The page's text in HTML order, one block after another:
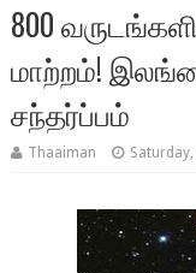
800
மாற்றம்!
சந்தர்ப்பம்
Thaaiman